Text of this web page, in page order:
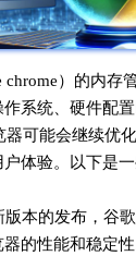
）的内存
系统、硬件配置
器可能会继续优
体验。以下是
版本的发布，谷
的性能和稳定性